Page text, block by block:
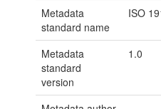
Metadata
standard name
ISO
Metadata
standard
version
1.0